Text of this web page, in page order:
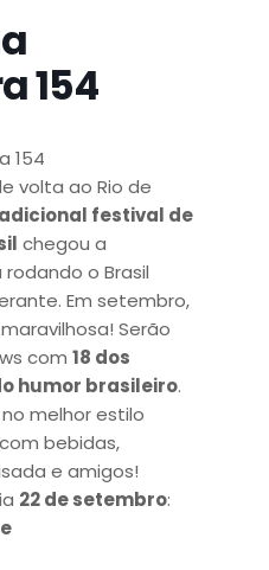
154
154
volta ao Rio de
festival de
chegou a
o Brasil
Em setembro,
Serão
com 18 dos
humor brasileiro.
melhor estilo
bebidas,
e amigos!
22 de setembro: